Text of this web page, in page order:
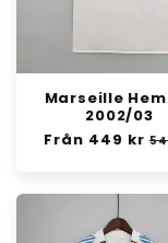
Marseille
2002/03
Ordinarie
Från 449 kr